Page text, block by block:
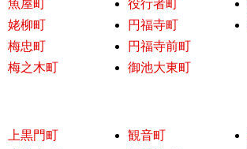
魚屋町
姥柳町
梅忠町
梅之木町
役行者町
円福寺町
円福寺前町
御池大東町
上黒門町
観音町